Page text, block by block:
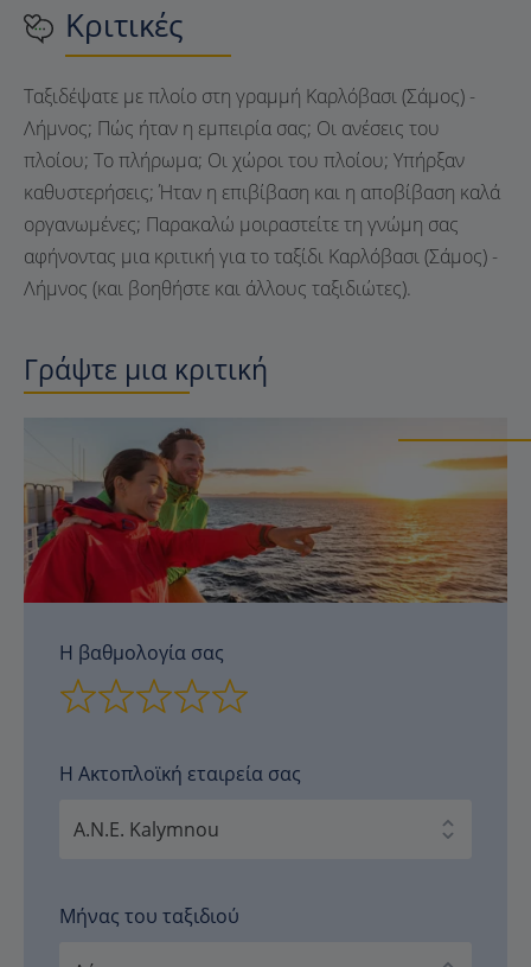
Κριτικές
Ταξιδέψατε με πλοίο στη γραμμή Καρλόβασι (Σάμος) -
Λήμνος; Πώς ήταν η εμπειρία σας; Οι ανέσεις του
πλοίου; Το πλήρωμα; Οι χώροι του πλοίου; Υπήρξαν
καθυστερήσεις; Ήταν η επιβίβαση και η αποβίβαση καλά
οργανωμένες; Παρακαλώ μοιραστείτε τη γνώμη σας
αφήνοντας μια κριτική για το ταξίδι Καρλόβασι (Σάμος) -
Λήμνος (και βοηθήστε και άλλους ταξιδιώτες).
Γράψτε μια κριτική
Η βαθμολογία σας
Η Ακτοπλοϊκή εταιρεία σας
Μήνας του ταξιδιού